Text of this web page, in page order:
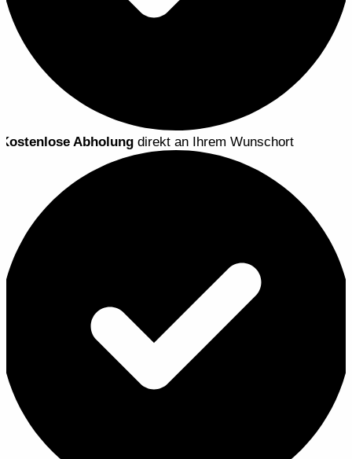
Kostenlose Abholung direkt an Ihrem Wunschort